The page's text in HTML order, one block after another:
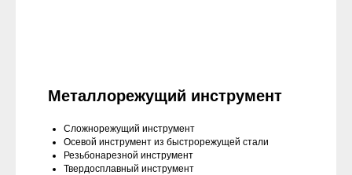
Металлорежущий инструмент
Сложнорежущий инструмент
Осевой инструмент из быстрорежущей стали
Резьбонарезной инструмент
Твердосплавный инструмент